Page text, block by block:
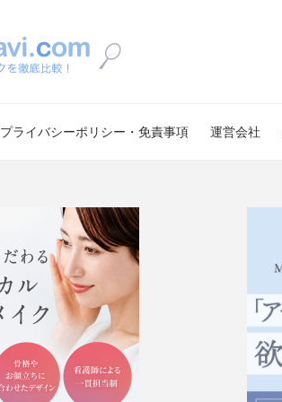
プライバシーポリシー・免責事項 運営会社